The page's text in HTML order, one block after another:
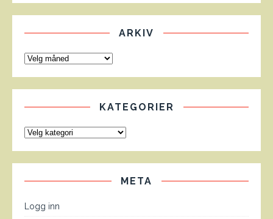
ARKIV
KATEGORIER
META
Logg inn